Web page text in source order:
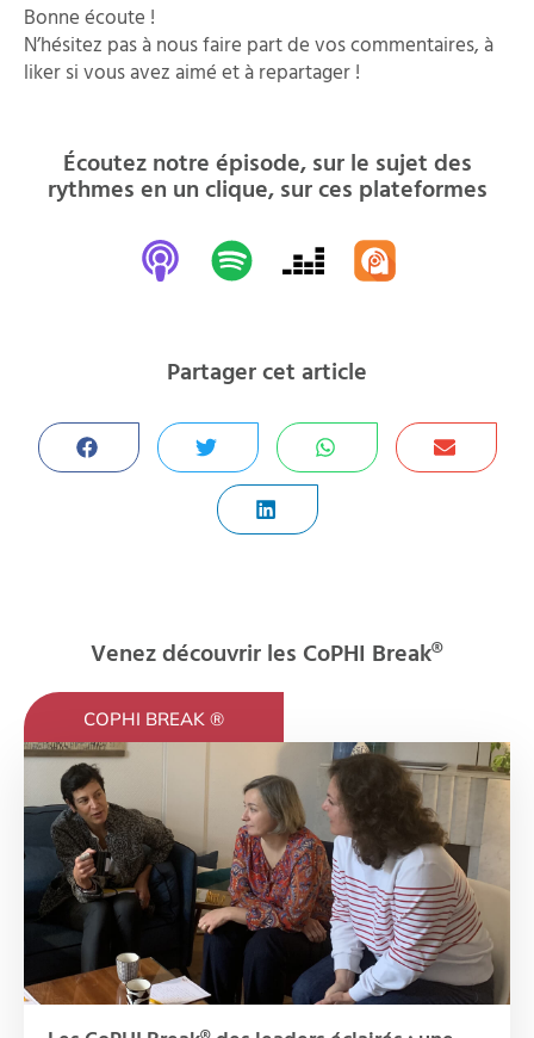
Bonne écoute !
N’hésitez pas à nous faire part de vos commentaires, à
liker si vous avez aimé et à repartager !
Écoutez notre épisode, sur le sujet des
rythmes en un clique, sur ces plateformes
Partager cet article
Venez découvrir les CoPHI Break®
COPHI BREAK ®